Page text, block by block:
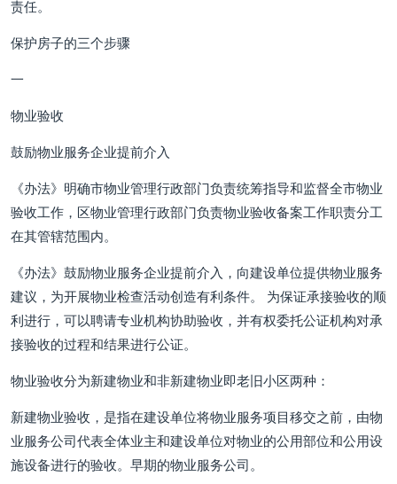
责任。
保护房子的三个步骤
一
物业验收
鼓励物业服务企业提前介入
《办法》明确市物业管理行政部门负责统筹指导和监督全市物业
验收工作，区物业管理行政部门负责物业验收备案工作职责分工
在其管辖范围内。
《办法》鼓励物业服务企业提前介入，向建设单位提供物业服务
建议，为开展物业检查活动创造有利条件。 为保证承接验收的顺
利进行，可以聘请专业机构协助验收，并有权委托公证机构对承
接验收的过程和结果进行公证。
物业验收分为新建物业和非新建物业即老旧小区两种：
新建物业验收，是指在建设单位将物业服务项目移交之前，由物
业服务公司代表全体业主和建设单位对物业的公用部位和公用设
施设备进行的验收。早期的物业服务公司。